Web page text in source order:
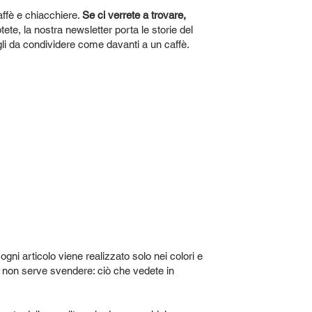
e chiacchiere.Se ci verrete a trovare,
la nostra newsletter porta le storie del
da condividere come davanti a un caffè.
articolo viene realizzato solo nei colori e
serve svendere: ciò che vedete in